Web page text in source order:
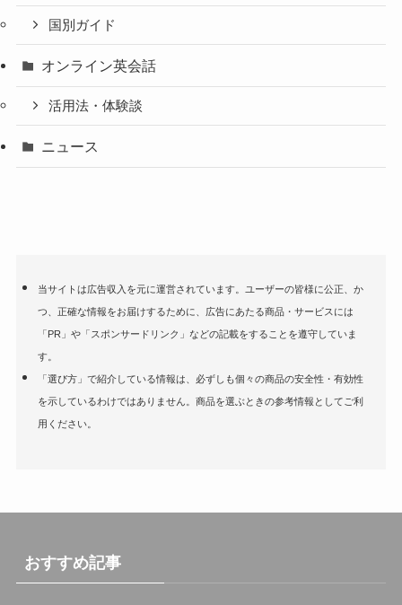
国別ガイド
オンライン英会話
活用法・体験談
ニュース
当サイトは広告収入を元に運営されています。ユーザーの皆様に公正、か
つ、正確な情報をお届けするために、広告にあたる商品・サービスには
「PR」や「スポンサードリンク」などの記載をすることを遵守していま
す。
「選び方」で紹介している情報は、必ずしも個々の商品の安全性・有効性
を示しているわけではありません。商品を選ぶときの参考情報としてご利
用ください。
おすすめ記事